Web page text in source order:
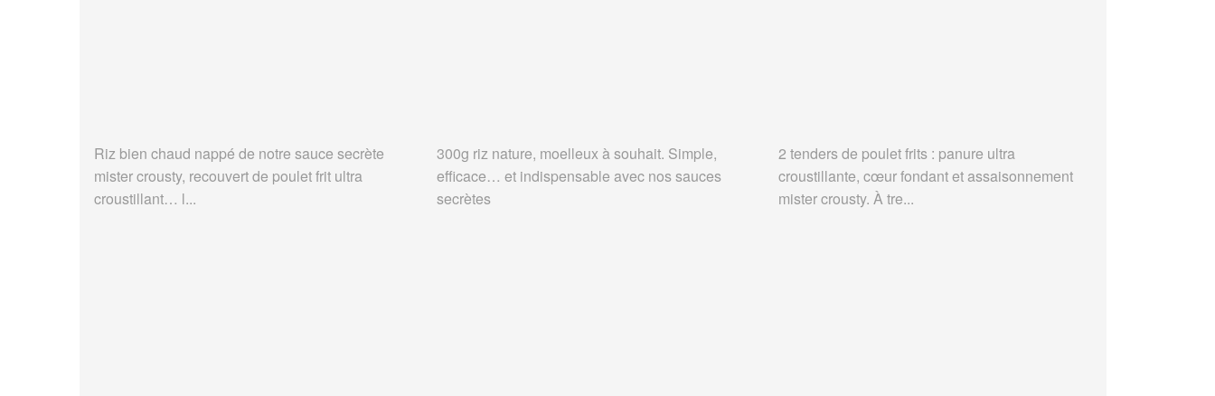
Riz bien chaud nappé de notre sauce secrète
mister crousty, recouvert de poulet frit ultra
croustillant… l...
300g riz nature, moelleux à souhait. Simple,
efficace… et indispensable avec nos sauces
secrètes
2 tenders de poulet frits : panure ultra
croustillante, cœur fondant et assaisonnement
mister crousty. À tre...